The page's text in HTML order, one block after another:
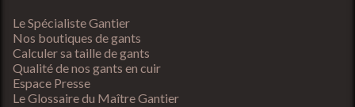
Le Spécialiste Gantier
Nos boutiques de gants
Calculer sa taille de gants
Qualité de nos gants en cuir
Espace Presse
Le Glossaire du Maître Gantier